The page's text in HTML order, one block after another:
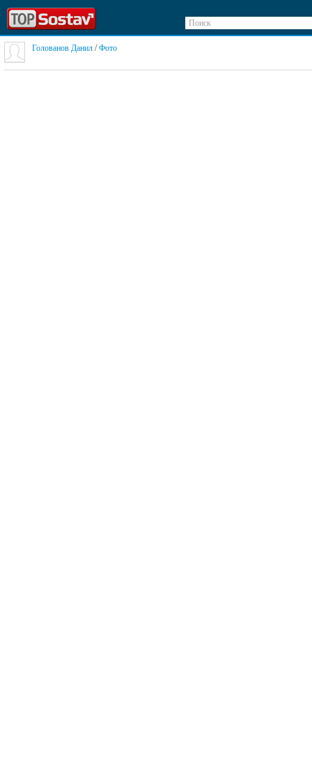
Поиск
Голованов Данил /Фото